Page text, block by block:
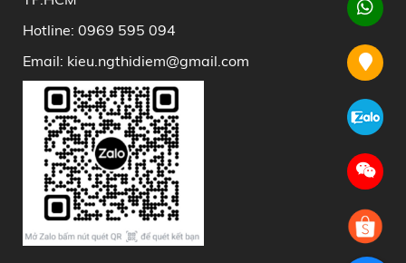
Hotline: 0969 595 094
Email: kieu.ngthidiem@gmail.com